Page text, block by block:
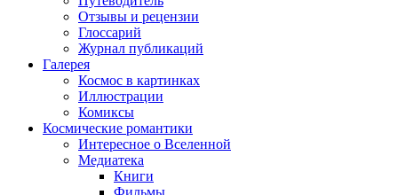
Отзывы и рецензии
Глоссарий
Журнал публикаций
Галерея
Космос в картинках
Иллюстрации
Комиксы
Космические романтики
Интересное о Вселенной
Медиатека
Книги
Фильмы